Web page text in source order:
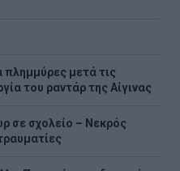
πλημμύρες μετά τις
του ραντάρ της Αίγινας
σε σχολείο – Νεκρός